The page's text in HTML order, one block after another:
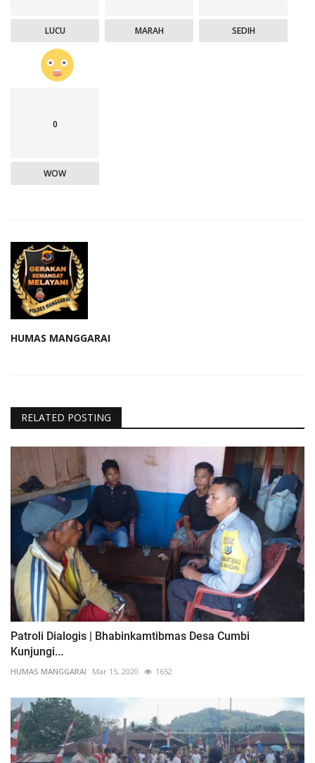
LUCU MARAH SEDIH
0
WOW
HUMAS MANGGARAI
RELATED POSTING
Patroli Dialogis | Bhabinkamtibmas Desa Cumbi
Kunjungi...
HUMAS MANGGARAI Mar 15, 2020 1652